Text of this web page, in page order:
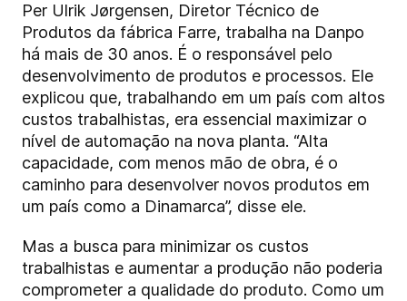
Per Ulrik Jørgensen, Diretor Técnico de
Produtos da fábrica Farre, trabalha na Danpo
há mais de 30 anos. É o responsável pelo
desenvolvimento de produtos e processos. Ele
explicou que, trabalhando em um país com altos
custos trabalhistas, era essencial maximizar o
nível de automação na nova planta. “Alta
capacidade, com menos mão de obra, é o
caminho para desenvolver novos produtos em
um país como a Dinamarca”, disse ele.
Mas a busca para minimizar os custos
trabalhistas e aumentar a produção não poderia
comprometer a qualidade do produto. Como um